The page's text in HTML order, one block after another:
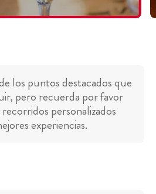
los puntos destacados que
pero recuerda por favor
personalizados
experiencias.